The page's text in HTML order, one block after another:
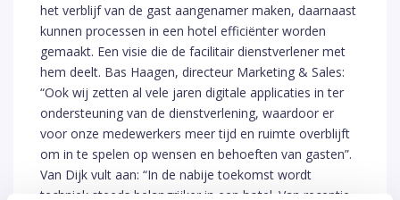
het verblijf van de gast aangenamer maken, daarnaast
kunnen processen in een hotel efficiënter worden
gemaakt. Een visie die de facilitair dienstverlener met
hem deelt. Bas Haagen, directeur Marketing & Sales:
“Ook wij zetten al vele jaren digitale applicaties in ter
ondersteuning van de dienstverlening, waardoor er
voor onze medewerkers meer tijd en ruimte overblijft
om in te spelen op wensen en behoeften van gasten”.
Van Dijk vult aan: “In de nabije toekomst wordt
techniek steeds belangrijker in een hotel. Van receptie